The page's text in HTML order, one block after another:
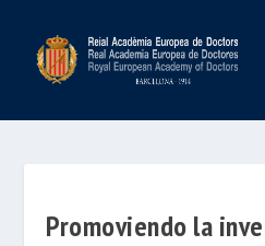
Promoviendo la